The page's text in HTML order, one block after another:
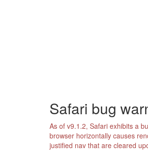
Safari bug
As of v9.1.2, Safari exhibits a
browser horizontally causes
justified nav that are cleared